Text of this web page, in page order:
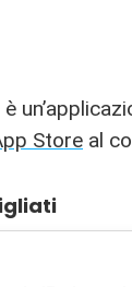
è
Store al